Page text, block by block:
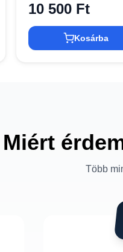
10 500 Ft
Kosárba
Miért
Több